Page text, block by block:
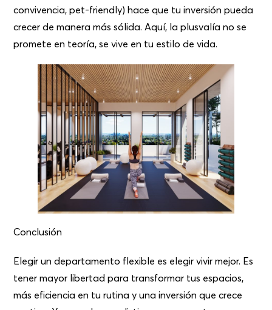
convivencia, pet-friendly) hace que tu inversión pueda
crecer de manera más sólida. Aquí, la plusvalía no se
promete en teoría, se vive en tu estilo de vida.
Conclusión
Elegir un departamento flexible es elegir vivir mejor. Es
tener mayor libertad para transformar tus espacios,
más eficiencia en tu rutina y una inversión que crece